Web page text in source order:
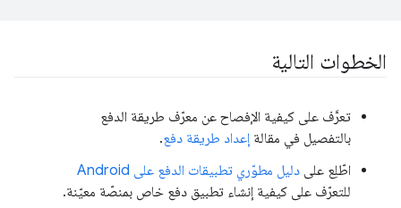
الخطوات التالية
تعرَّف على كيفية الإفصاح عن معرّف طريقة الدفع
بالتفصيل في مقالة إعداد طريقة دفع.
اطّلِع على دليل مطوّري تطبيقات الدفع على Android
للتعرّف على كيفية إنشاء تطبيق دفع خاص بمنصّة معيّنة.